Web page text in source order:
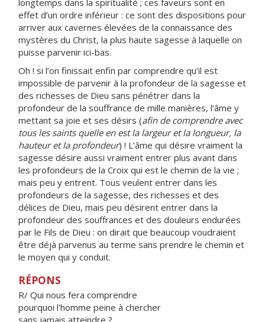
longtemps dans la spiritualité ; ces faveurs sont en
effet d’un ordre inférieur : ce sont des dispositions pour
arriver aux cavernes élevées de la connaissance des
mystères du Christ, la plus haute sagesse à laquelle on
puisse parvenir ici-bas.
Oh ! si l’on finissait enfin par comprendre qu’il est
impossible de parvenir à la profondeur de la sagesse et
des richesses de Dieu sans pénétrer dans la
profondeur de la souffrance de mille manières, l’âme y
mettant sa joie et ses désirs (afin de comprendre avec
tous les saints quelle en est la largeur et la longueur, la
hauteur et la profondeur) ! L’âme qui désire vraiment la
sagesse désire aussi vraiment entrer plus avant dans
les profondeurs de la Croix qui est le chemin de la vie ;
mais peu y entrent. Tous veulent entrer dans les
profondeurs de la sagesse, des richesses et des
délices de Dieu, mais peu désirent entrer dans la
profondeur des souffrances et des douleurs endurées
par le Fils de Dieu : on dirait que beaucoup voudraient
être déjà parvenus au terme sans prendre le chemin et
le moyen qui y conduit.
RÉPONS
R/ Qui nous fera comprendre
pourquoi l'homme peine à chercher
sans jamais atteindre ?